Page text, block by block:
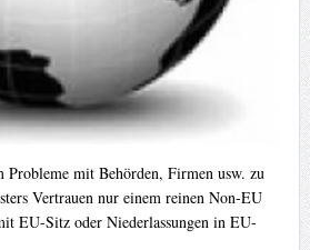
Probleme mit Behörden, Firmen usw. zu
Vertrauen nur einem reinen Non-EU
EU-Sitz oder Niederlassungen in EU-